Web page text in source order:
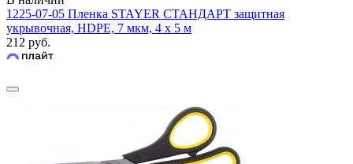
1225-07-05 Пленка STAYER СТАНДАРТ защитная
укрывочная, HDPE, 7 мкм, 4 х 5 м
212 руб.